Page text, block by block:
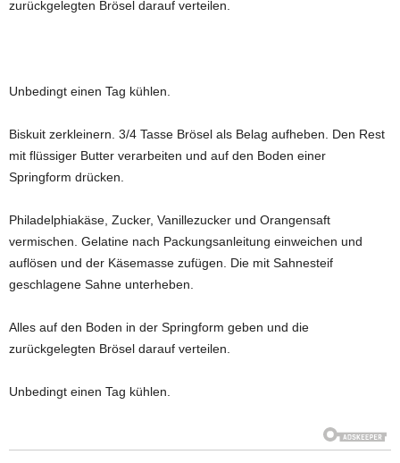
zurückgelegten Brösel darauf verteilen.
Unbedingt einen Tag kühlen.
Biskuit zerkleinern. 3/4 Tasse Brösel als Belag aufheben. Den Rest
mit flüssiger Butter verarbeiten und auf den Boden einer
Springform drücken.
Philadelphiakäse, Zucker, Vanillezucker und Orangensaft
vermischen. Gelatine nach Packungsanleitung einweichen und
auflösen und der Käsemasse zufügen. Die mit Sahnesteif
geschlagene Sahne unterheben.
Alles auf den Boden in der Springform geben und die
zurückgelegten Brösel darauf verteilen.
Unbedingt einen Tag kühlen.